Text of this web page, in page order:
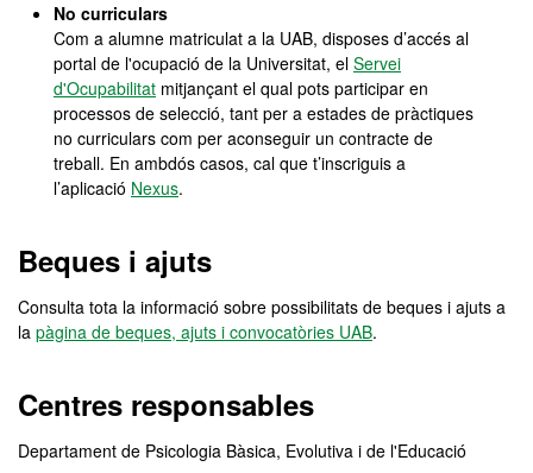
No curriculars
Com a alumne matriculat a la UAB, disposes d’accés al
portal de l'ocupació de la Universitat, el Servei
d'Ocupabilitat mitjançant el qual pots participar en
processos de selecció, tant per a estades de pràctiques
no curriculars com per aconseguir un contracte de
treball. En ambdós casos, cal que t’inscriguis a
l’aplicació Nexus.
Beques i ajuts
Consulta tota la informació sobre possibilitats de beques i ajuts a
la pàgina de beques, ajuts i convocatòries UAB.
Centres responsables
Departament de Psicologia Bàsica, Evolutiva i de l'Educació